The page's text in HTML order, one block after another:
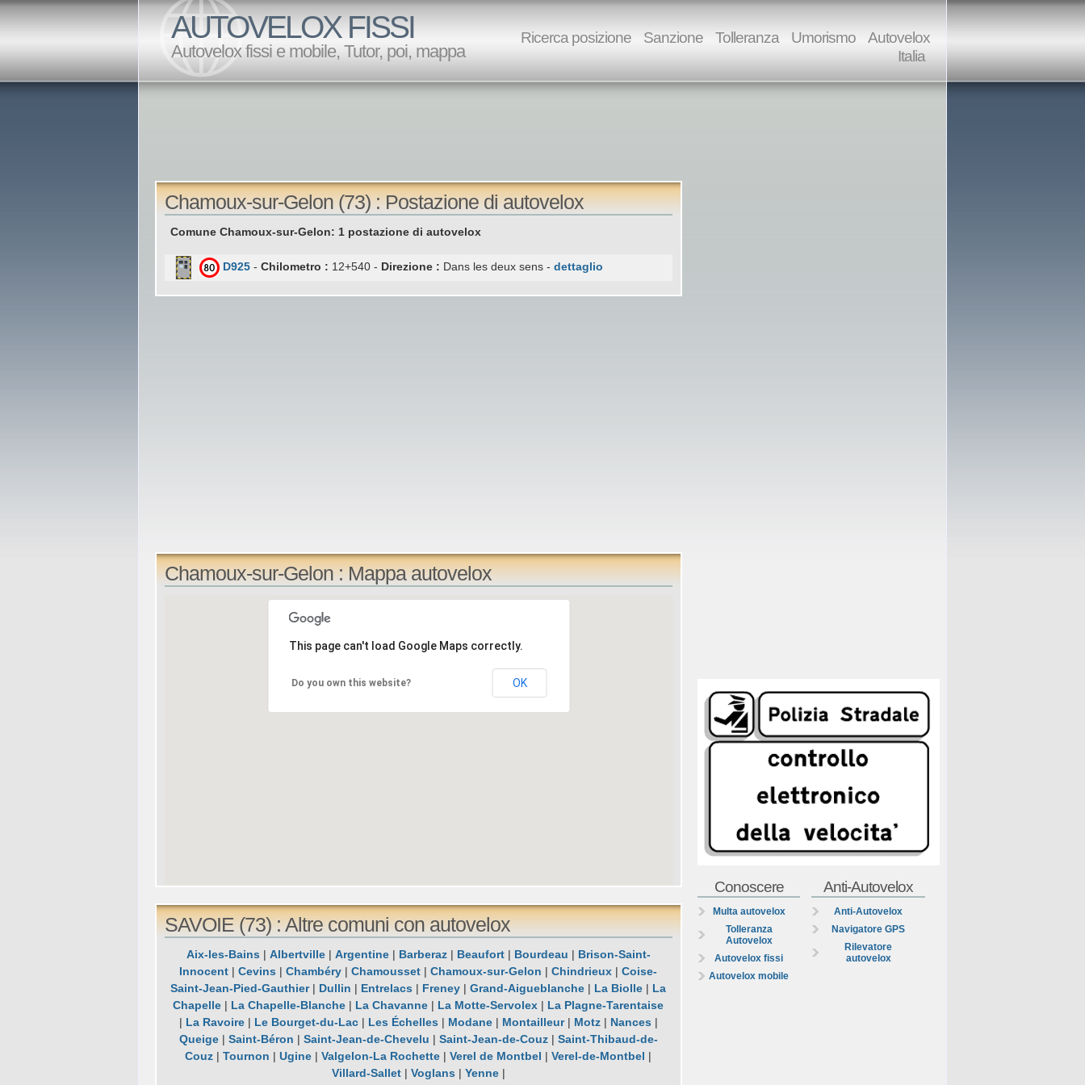
AUTOVELOX FISSI
Autovelox fissi e mobile, Tutor, poi, mappa
Ricerca posizione Sanzione Tolleranza Umorismo
Autovelox
Italia
Chamoux-sur-Gelon (73) : Postazione di autovelox
Comune Chamoux-sur-Gelon: 1 postazione di autovelox
D925 - Chilometro : 12+540 - Direzione : Dans les deux sens - dettaglio
Chamoux-sur-Gelon : Mappa autovelox
This page can't load Google Maps correctly.
Do you own this website? OK
SAVOIE (73) : Altre comuni con autovelox
Aix-les-Bains | Albertville| Argentine| Barberaz| Beaufort| Bourdeau | Brison-Saint-
Innocent |Cevins |Chambéry |Chamousset |Chamoux-sur-Gelon |Chindrieux |Coise-
Saint-Jean-Pied-Gauthier| Dullin | Entrelacs | Freney |Grand-Aigueblanche | La Biolle | La
Chapelle | La Chapelle-Blanche | La Chavanne | La Motte-Servolex | La Plagne-Tarentaise
| La Ravoire| Le Bourget-du-Lac| Les Échelles | Modane| Montailleur| Motz| Nances |
Queige| Saint-Béron | Saint-Jean-de-Chevelu | Saint-Jean-de-Couz| Saint-Thibaud-de-
Couz |Tournon |Ugine |Valgelon-La Rochette |Verel de Montbel |Verel-de-Montbel |
Villard-Sallet| Voglans | Yenne|
Conoscere
Multa autovelox
Tolleranza
Autovelox
Autovelox fissi
Autovelox mobile
Anti-Autovelox
Anti-Autovelox
Navigatore GPS
Rilevatore
autovelox